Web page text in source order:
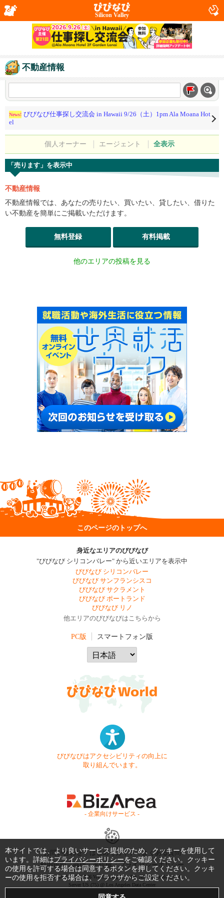
Silicon Valley
不動産情報
News! びびなび仕事探し交流会 in Hawaii 9/26（土）1pm Ala Moana Hot
el
個人オーナー エージェント 全表示
「売ります」を表示中
不動産情報
不動産情報では、あなたの売りたい、買いたい、貸したい、借りた
い不動産を簡単にご掲載いただけます。
無料登録 有料掲載
他のエリアの投稿を見る
このページのトップへ
身近なエリアのびびなび
"びびなび シリコンバレー" から近いエリアを表示中
びびなび シリコンバレー
びびなび サンフランシスコ
びびなび サクラメント
びびなび ポートランド
びびなび リノ
他エリアのびびなびはこちらから
PC版 スマートフォン版
びびなびはアクセシビリティの向上に
取り組んでいます。
- 企業向けサービス -
お問い合わせ はじめてガイド
よくある質問
利用規約
商標・著作権 プライバシーポリシー
Copyright © 1999-2026 Vivid Navigation, Inc. All Rights Reserved.
Server US (75) @ Los Angeles Data Center
本サイトでは、より良いサービス提供のため、クッキーを使用して
います。詳細はプライバシーポリシーをご確認ください。クッキー
の使用を許可する場合は同意するボタンを押してください。クッキ
ーの使用を拒否する場合は、ブラウザからご設定ください。